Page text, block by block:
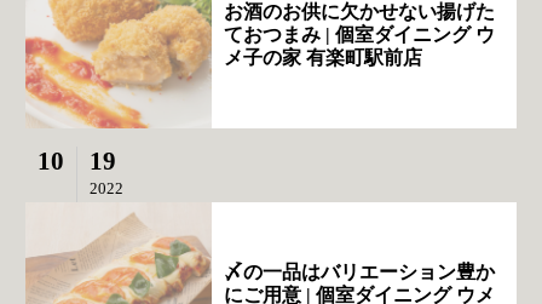
お酒のお供に欠かせない揚げた
ておつまみ | 個室ダイニング ウ
メ子の家 有楽町駅前店
10 19
2022
〆の一品はバリエーション豊か
にご用意 | 個室ダイニング ウメ